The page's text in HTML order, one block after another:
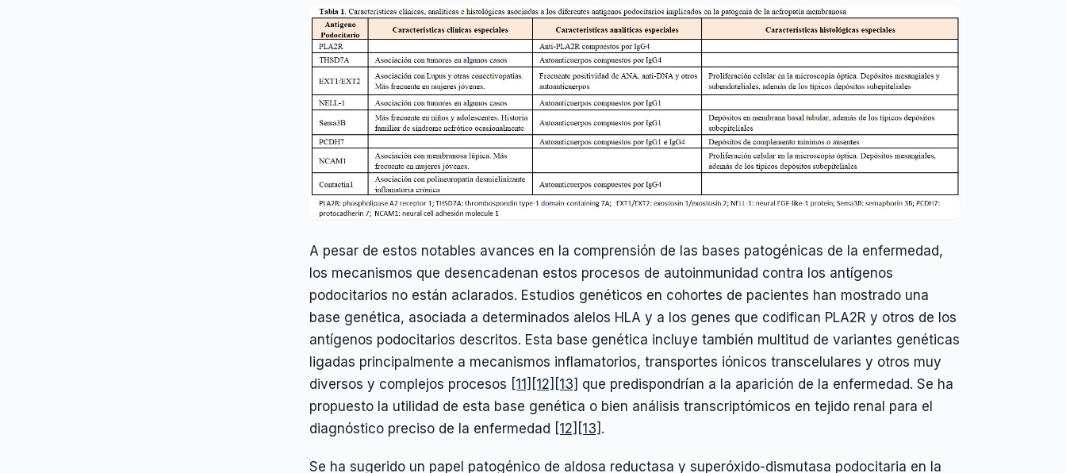
A pesar de estos notables avances en la comprensión de las bases patogénicas de la enfermedad,
los mecanismos que desencadenan estos procesos de autoinmunidad contra los antígenos
podocitarios no están aclarados. Estudios genéticos en cohortes de pacientes han mostrado una
base genética, asociada a determinados alelos HLA y a los genes que codifican PLA2R y otros de los
antígenos podocitarios descritos. Esta base genética incluye también multitud de variantes genéticas
ligadas principalmente a mecanismos inflamatorios, transportes iónicos transcelulares y otros muy
diversos y complejos procesos [11] [12] [13] que predispondrían a la aparición de la enfermedad. Se ha
propuesto la utilidad de esta base genética o bien análisis transcriptómicos en tejido renal para el
diagnóstico preciso de la enfermedad [12] [13] .
Se ha sugerido un papel patogénico de aldosa reductasa y superóxido-dismutasa podocitaria en la